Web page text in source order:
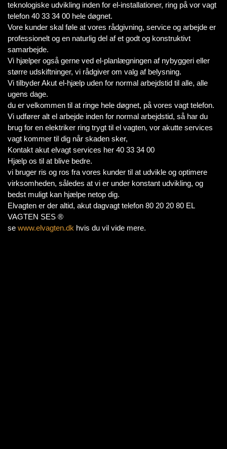
teknologiske udvikling inden for el-installationer, ring på vor vagt
telefon 40 33 34 00 hele døgnet.
Vore kunder skal føle at vores rådgivning, service og arbejde er
professionelt og en naturlig del af et godt og konstruktivt
samarbejde.
Vi hjælper også gerne ved el-planlægningen af nybyggeri eller
større udskiftninger, vi rådgiver om valg af belysning.
Vi tilbyder Akut el-hjælp uden for normal arbejdstid til alle, alle
ugens dage.
du er velkommen til at ringe hele døgnet, på vores vagt telefon.
Vi udfører alt el arbejde inden for normal arbejdstid, så har du
brug for en elektriker ring trygt til el vagten, vor akutte services
vagt kommer til dig når skaden sker,
Kontakt akut elvagt services her 40 33 34 00
Hjælp os til at blive bedre.
vi bruger ris og ros fra vores kunder til at udvikle og optimere
virksomheden, således at vi er under konstant udvikling, og
bedst muligt kan hjælpe netop dig.
Elvagten er der altid, akut dagvagt telefon 80 20 20 80 EL
VAGTEN SES ®
se www.elvagten.dk hvis du vil vide mere.